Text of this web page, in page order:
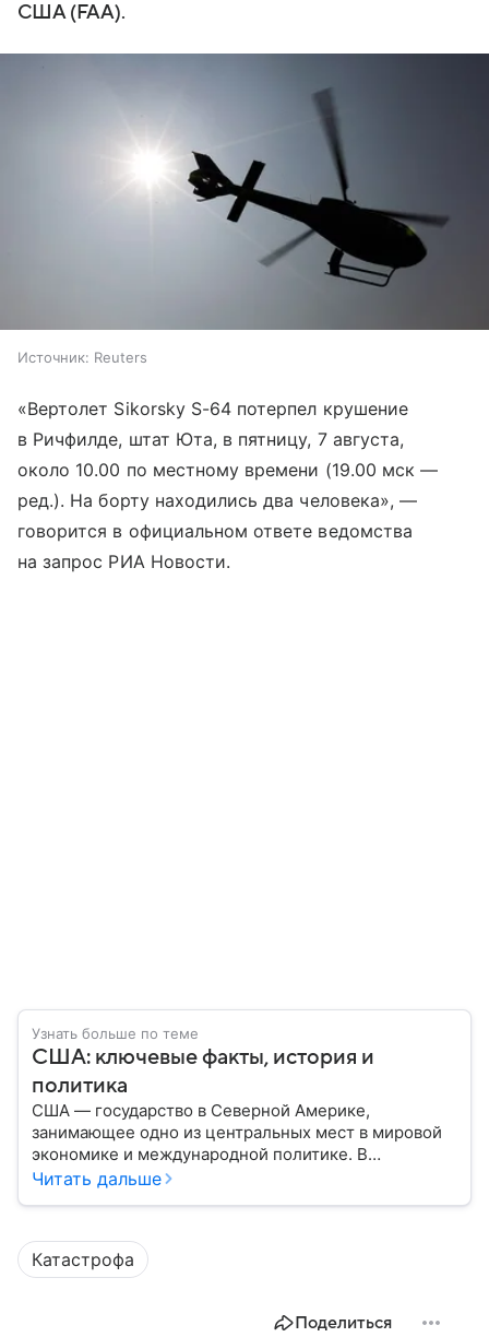
США (FAA).
Источник: Reuters
«Вертолет Sikorsky S-64 потерпел крушение
в Ричфилде, штат Юта, в пятницу, 7 августа,
около 10.00 по местному времени (19.00 мск —
ред.). На борту находились два человека», —
говорится в официальном ответе ведомства
на запрос РИА Новости.
Узнать больше по теме
США: ключевые факты, история и
политика
США — государство в Северной Америке,
занимающее одно из центральных мест в мировой
экономике и международной политике. В
материале — основные сведения об этой стране.
Читать дальше
Катастрофа
Поделиться